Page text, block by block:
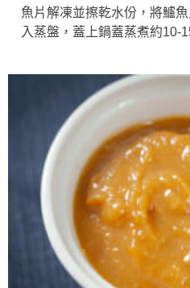
魚片解凍並擦乾水份，將鱸
入蒸盤，蓋上鍋蓋蒸煮約10-